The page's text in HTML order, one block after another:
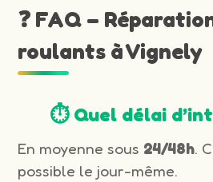
❓ FAQ –
roulants à Vignely
⏱️ Quel délai
En moyenne sous 24/48h.
possible le jour-même.